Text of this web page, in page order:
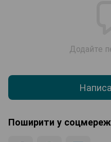
Додайте
Поширити у